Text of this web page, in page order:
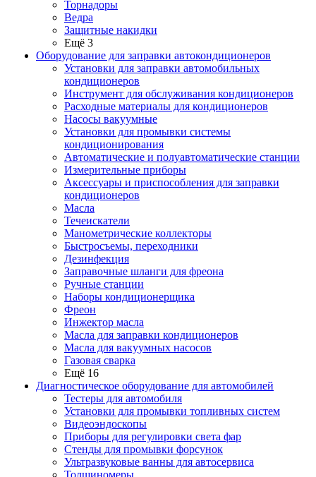
Торнадоры
Ведра
Защитные накидки
Ещё 3
Оборудование для заправки автокондиционеров
Установки для заправки автомобильных
кондиционеров
Инструмент для обслуживания кондиционеров
Расходные материалы для кондиционеров
Насосы вакуумные
Установки для промывки системы
кондиционирования
Автоматические и полуавтоматические станции
Измерительные приборы
Аксессуары и приспособления для заправки
кондиционеров
Масла
Течеискатели
Манометрические коллекторы
Быстросъемы, переходники
Дезинфекция
Заправочные шланги для фреона
Ручные станции
Наборы кондиционерщика
Фреон
Инжектор масла
Масла для заправки кондиционеров
Масла для вакуумных насосов
Газовая сварка
Ещё 16
Диагностическое оборудование для автомобилей
Тестеры для автомобиля
Установки для промывки топливных систем
Видеоэндоскопы
Приборы для регулировки света фар
Стенды для промывки форсунок
Ультразвуковые ванны для автосервиса
Толщиномеры